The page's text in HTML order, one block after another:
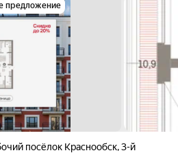
предложение
посёлок Краснообск,3-й